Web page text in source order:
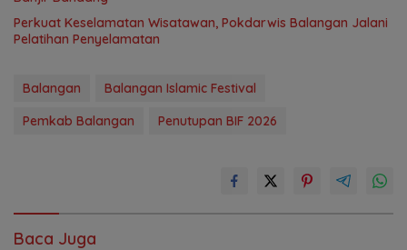
Perkuat Keselamatan Wisatawan, Pokdarwis Balangan Jalani
Pelatihan Penyelamatan
Balangan
Balangan Islamic Festival
Pemkab Balangan
Penutupan BIF 2026
Baca Juga